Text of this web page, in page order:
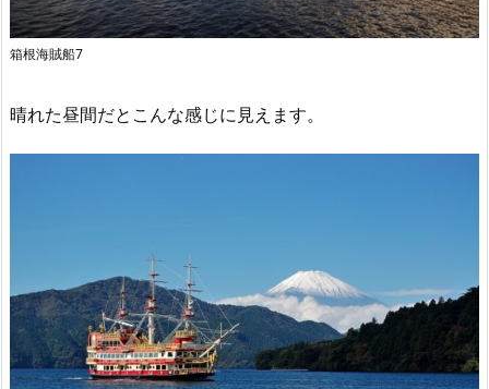
箱根海賊船7
晴れた昼間だとこんな感じに見えます。